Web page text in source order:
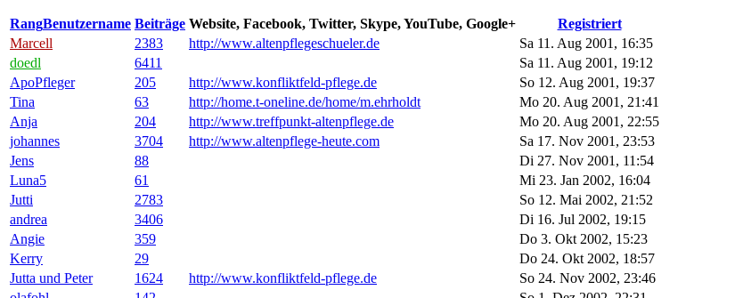
RangBenutzername Beiträge Website, Facebook, Twitter, Skype, YouTube, Google+
Registriert
Marcell
2383 http://www.altenpflegeschueler.de
Sa 11. Aug 2001, 16:35
doedl
6411
Sa 11. Aug 2001, 19:12
ApoPfleger
205 http://www.konfliktfeld-pflege.de
So 12. Aug 2001, 19:37
Tina
63 http://home.t-oneline.de/home/m.ehrholdt
Mo 20. Aug 2001, 21:41
Anja
204 http://www.treffpunkt-altenpflege.de
Mo 20. Aug 2001, 22:55
johannes
3704 http://www.altenpflege-heute.com
Sa 17. Nov 2001, 23:53
Jens
88
Di 27. Nov 2001, 11:54
Luna5
61
Mi 23. Jan 2002, 16:04
Jutti
2783
So 12. Mai 2002, 21:52
andrea
3406
Di 16. Jul 2002, 19:15
Angie
359
Do 3. Okt 2002, 15:23
Kerry
29
Do 24. Okt 2002, 18:57
Jutta und Peter
1624 http://www.konfliktfeld-pflege.de
So 24. Nov 2002, 23:46